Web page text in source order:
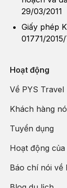
An Môn, Di Hòa
29/03/2011
Giấy phép
01771/
Hoạt động
Về PYS Travel
Khách hàng
Tuyển dụng
Hoạt động
Báo chí nói về